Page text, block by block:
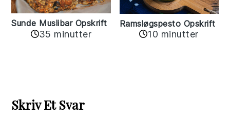
Sunde Muslibar Opskrift
35 minutter
Ramsløgspesto Opskrift
10 minutter
Interactions
Skriv Et Svar